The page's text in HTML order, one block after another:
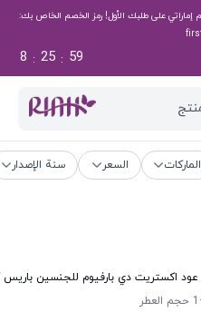
على العطور + خصم إضافي بقيمة 50 درهم إماراتي على طلبك الأول! رمز الخصم الخاص بك:
58
:
25
:
8
الماركات السعر سنة الإصدار
اكستريت دي بارفيوم للجنسين باريس
حجم العطر